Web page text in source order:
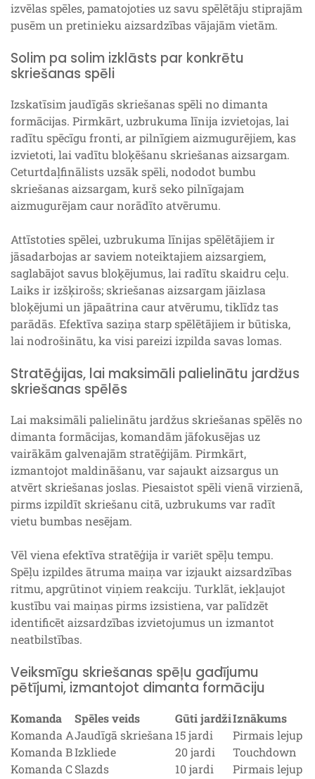
izvēlas spēles, pamatojoties uz savu spēlētāju stiprajām
pusēm un pretinieku aizsardzības vājajām vietām.
Solim pa solim izklāsts par konkrētu
skriešanas spēli
Izskatīsim jaudīgās skriešanas spēli no dimanta
formācijas. Pirmkārt, uzbrukuma līnija izvietojas, lai
radītu spēcīgu fronti, ar pilnīgiem aizmugurējiem, kas
izvietoti, lai vadītu bloķēšanu skriešanas aizsargam.
Ceturtdaļfinālists uzsāk spēli, nododot bumbu
skriešanas aizsargam, kurš seko pilnīgajam
aizmugurējam caur norādīto atvērumu.
Attīstoties spēlei, uzbrukuma līnijas spēlētājiem ir
jāsadarbojas ar saviem noteiktajiem aizsargiem,
saglabājot savus bloķējumus, lai radītu skaidru ceļu.
Laiks ir izšķirošs; skriešanas aizsargam jāizlasa
bloķējumi un jāpaātrina caur atvērumu, tiklīdz tas
parādās. Efektīva saziņa starp spēlētājiem ir būtiska,
lai nodrošinātu, ka visi pareizi izpilda savas lomas.
Stratēģijas, lai maksimāli palielinātu jardžus
skriešanas spēlēs
Lai maksimāli palielinātu jardžus skriešanas spēlēs no
dimanta formācijas, komandām jāfokusējas uz
vairākām galvenajām stratēģijām. Pirmkārt,
izmantojot maldināšanu, var sajaukt aizsargus un
atvērt skriešanas joslas. Piesaistot spēli vienā virzienā,
pirms izpildīt skriešanu citā, uzbrukums var radīt
vietu bumbas nesējam.
Vēl viena efektīva stratēģija ir variēt spēļu tempu.
Spēļu izpildes ātruma maiņa var izjaukt aizsardzības
ritmu, apgrūtinot viņiem reakciju. Turklāt, iekļaujot
kustību vai maiņas pirms izsistiena, var palīdzēt
identificēt aizsardzības izvietojumus un izmantot
neatbilstības.
Veiksmīgu skriešanas spēļu gadījumu
pētījumi, izmantojot dimanta formāciju
Komanda Spēles veids Gūti jardžiIznākums
Komanda AJaudīgā skriešana15 jardi
Pirmais lejup
Komanda BIzkliede 20 jardi
Touchdown
Komanda CSlazds 10 jardi Pirmais lejup